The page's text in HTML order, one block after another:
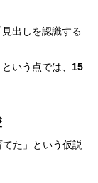
出しを認識する
という点では、15
た」という仮説